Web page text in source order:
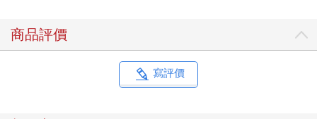
夥伴」就沒問題了。如果能換個角度，把對方想成「隨時隨地會
做出不同反應的優秀警報器」，那麼作為「決定生死存亡」的求
生夥伴，對方其實還是挺可靠的。
仔細想想，一部分人類能夠遠離戰爭與飢餓，過著整齊清潔的都
商品評價
寫評價